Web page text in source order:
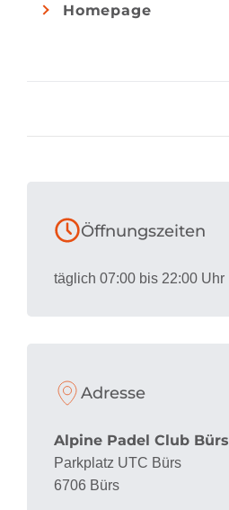
Homepage
Öffnungszeiten
täglich 07:00 bis 22:00 Uhr
Adresse
Alpine Padel Club Bürs
Parkplatz UTC Bürs
6706 Bürs